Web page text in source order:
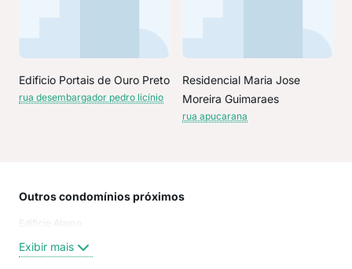
Edificio Portais de Ouro Preto
rua desembargador pedro licínio
Residencial Maria Jose
Moreira Guimaraes
rua apucarana
Outros condomínios próximos
Edificio Alamo
Exibir mais